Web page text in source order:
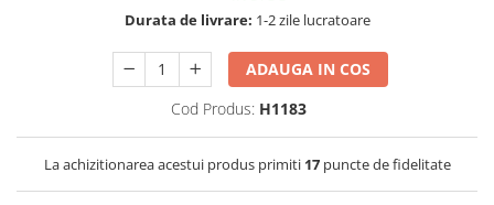
Impermeabila
Combinezoane de lucru
Costume de ploaie impermeabile
Jachete / Bluze salopeta
Durata de livrare: 1-2 zile lucratoare
ADAUGA IN COS
Cod Produs: H1183
La achizitionarea acestui produs primiti 17puncte de fidelitate